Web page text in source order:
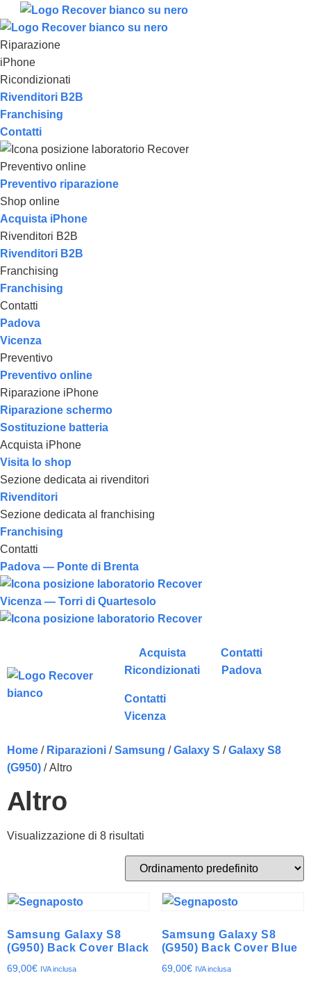
Riparazione
iPhone
Ricondizionati
Rivenditori B2B
Franchising
Contatti
Preventivo online
Preventivo riparazione
Shop online
Acquista iPhone
Rivenditori B2B
Rivenditori B2B
Franchising
Franchising
Contatti
Padova
Vicenza
Preventivo
Preventivo online
Riparazione iPhone
Riparazione schermo
Sostituzione batteria
Acquista iPhone
Visita lo shop
Sezione dedicata ai rivenditori
Rivenditori
Sezione dedicata al franchising
Franchising
Contatti
Padova — Ponte di Brenta
Vicenza — Torri di Quartesolo
Acquista
Ricondizionati
Contatti
Padova
Contatti
Vicenza
Home / Riparazioni /Samsung /Galaxy S /Galaxy S8
(G950) / Altro
Altro
Visualizzazione di 8 risultati
Samsung Galaxy S8
(G950) Back Cover Black
69,00€ IVA inclusa
Samsung Galaxy S8
(G950) Back Cover Blue
69,00€ IVA inclusa